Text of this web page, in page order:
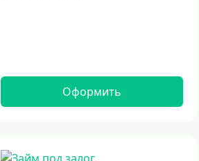
Оформить